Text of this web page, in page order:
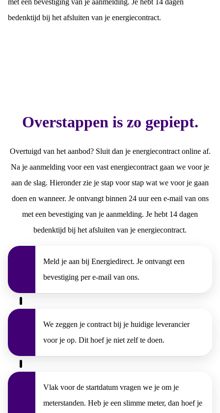
bedenktijd bij het afsluiten van je energiecontract.
Overstappen is zo gepiept.
Overtuigd van het aanbod? Sluit dan je energiecontract online af.
Na je aanmelding voor een vast energiecontract gaan we voor je
aan de slag. Hieronder zie je stap voor stap wat we voor je gaan
doen en wanneer. Je ontvangt binnen 24 uur een e-mail van ons
met een bevestiging van je aanmelding. Je hebt 14 dagen
bedenktijd bij het afsluiten van je energiecontract.
Meld je aan bij Energiedirect. Je ontvangt een
bevestiging per e-mail van ons.
We zeggen je contract bij je huidige leverancier
voor je op. Dit hoef je niet zelf te doen.
Vlak voor de startdatum vragen we je om je
meterstanden. Heb je een slimme meter, dan hoef je